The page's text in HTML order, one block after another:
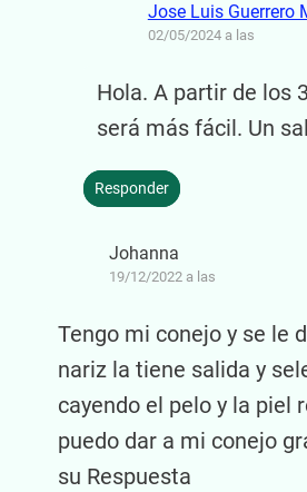
Jose Luis Guerrero
02/05/2024 a las
Hola. A partir de los
será más fácil. Un
Responder
Johanna
19/12/2022 a las
Tengo mi conejo y se le
nariz la tiene salida y
cayendo el pelo y la piel
puedo dar a mi conejo
su Respuesta